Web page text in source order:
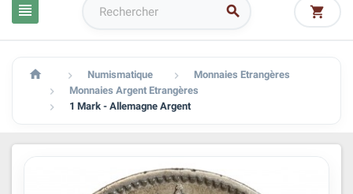
  
  Numismatique  Monnaies Etrangères
 Monnaies Argent Etrangères
 1 Mark - Allemagne Argent